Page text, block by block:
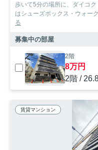
歩いて5分の場所に、ダイコ
はシューズボックス・ウォー
る
募集中の部屋
2階
8万円
2階 /
賃貸マンション